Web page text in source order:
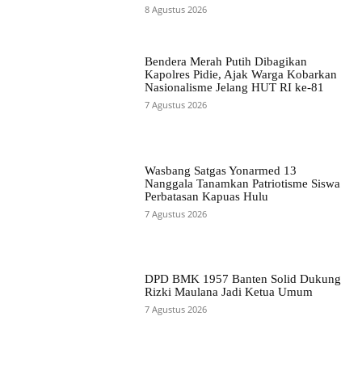
8 Agustus 2026
Bendera Merah Putih Dibagikan
Kapolres Pidie, Ajak Warga Kobarkan
Nasionalisme Jelang HUT RI ke-81
7 Agustus 2026
Wasbang Satgas Yonarmed 13
Nanggala Tanamkan Patriotisme Siswa
Perbatasan Kapuas Hulu
7 Agustus 2026
DPD BMK 1957 Banten Solid Dukung
Rizki Maulana Jadi Ketua Umum
7 Agustus 2026